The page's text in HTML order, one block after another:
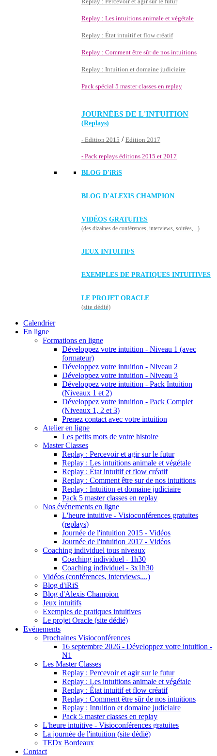
Replay : Les intuitions animale et végétale
Replay : État intuitif et flow créatif
Replay : Comment être sûr de nos intuitions
Replay : Intuition et domaine judiciaire
Pack spécial 5 master classes en replay
JOURNÉES DE L'INTUITION
(Replays)
- Edition 2015 / Edition 2017
- Pack replays éditions 2015 et 2017
BLOG D'iRiS
BLOG D'ALEXIS CHAMPION
VIDÉOS GRATUITES
(des dizaines de conférences, interviews, soirées,...)
JEUX INTUITIFS
EXEMPLES DE PRATIQUES INTUITIVES
LE PROJET ORACLE
(site dédié)
Calendrier
En ligne
Formations en ligne
Développez votre intuition - Niveau 1 (avec
formateur)
Développez votre intuition - Niveau 2
Développez votre intuition - Niveau 3
Développez votre intuition - Pack Intuition
(Niveaux 1 et 2)
Développez votre intuition - Pack Complet
(Niveaux 1, 2 et 3)
Prenez contact avec votre intuition
Atelier en ligne
Les petits mots de votre histoire
Master Classes
Replay : Percevoir et agir sur le futur
Replay : Les intuitions animale et végétale
Replay : État intuitif et flow créatif
Replay : Comment être sur de nos intuitions
Replay : Intuition et domaine judiciaire
Pack 5 master classes en replay
Nos événements en ligne
L'heure intuitive - Visioconférences gratuites
(replays)
Journée de l'intuition 2015 - Vidéos
Journée de l'intuition 2017 - Vidéos
Coaching individuel tous niveaux
Coaching individuel - 1h30
Coaching individuel - 3x1h30
Vidéos (conférences, interviews,...)
Blog d'iRiS
Blog d'Alexis Champion
Jeux intuitifs
Exemples de pratiques intuitives
Le projet Oracle (site dédié)
Evénements
Prochaines Visioconférences
16 septembre 2026 - Développez votre intuition -
N1
Les Master Classes
Replay : Percevoir et agir sur le futur
Replay : Les intuitions animale et végétale
Replay : État intuitif et flow créatif
Replay : Comment être sûr de nos intuitions
Replay : Intuition et domaine judiciaire
Pack 5 master classes en replay
L'heure intuitive - Visioconférences gratuites
La journée de l'intuition (site dédié)
TEDx Bordeaux
Contact